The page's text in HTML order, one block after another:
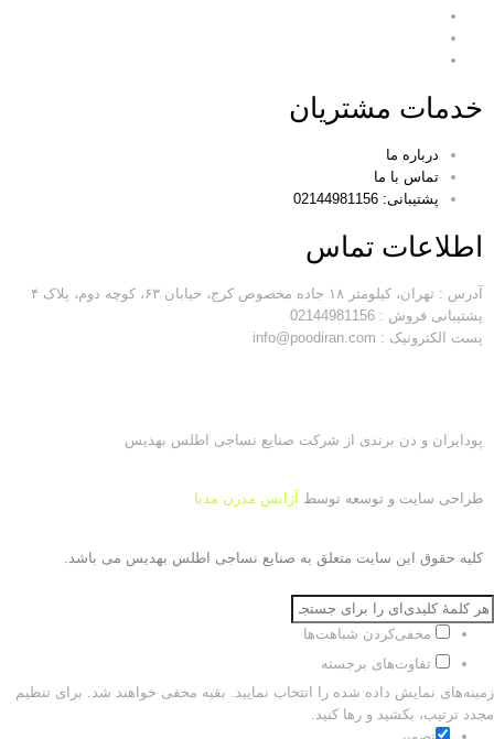
خدمات مشتریان
درباره ما
تماس با ما
پشتیبانی: 02144981156
اطلاعات تماس
آدرس : تهران، کیلومتر ۱۸ جاده مخصوص کرج، خیابان ۶۳، کوچه دوم، پلاک ۴
پشتیبانی فروش : 02144981156
پست الکترونیک : info@poodiran.com
پودایران و دن برندی از شرکت صنایع نساجی اطلس بهدیس
طراحی سایت و توسعه توسط آژانس مدرن مدیا
کلیه حقوق این سایت متعلق به صنایع نساجی اطلس بهدیس می باشد.
مخفی‌کردن شباهت‌ها
تفاوت‌های برجسته
زمینه‌های نمایش داده شده را انتخاب نمایید. بقیه مخفی خواهند شد. برای تنظیم
مجدد ترتیب، بکشید و رها کنید.